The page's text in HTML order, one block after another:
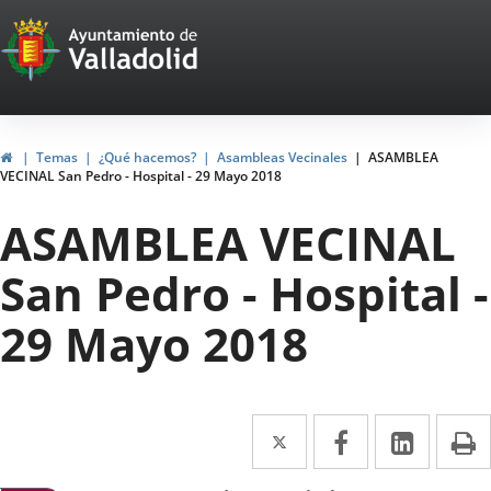
Portal
Web
del
Ayuntamiento
de
Valladolid
HomeTemas ¿Qué hacemos? Asambleas Vecinales
ASAMBLEA
VECINAL San Pedro - Hospital - 29 Mayo 2018
ASAMBLEA VECINAL
San Pedro - Hospital -
29 Mayo 2018
Twitter
Enlace
a
Facebook
Enlace
a
Enlace
a